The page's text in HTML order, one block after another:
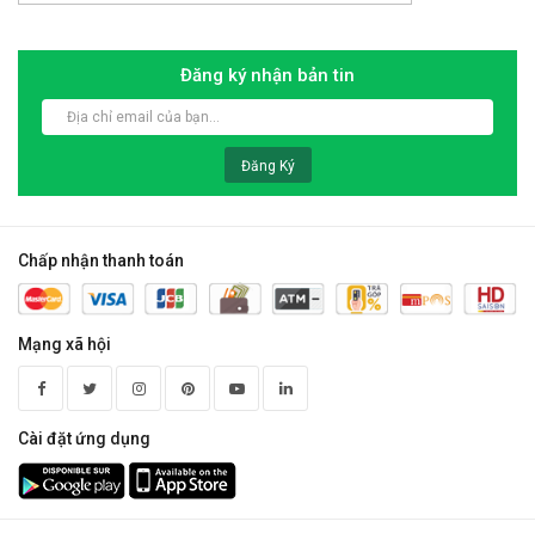
Đăng ký nhận bản tin
Đăng Ký
Chấp nhận thanh toán
Mạng xã hội
Cài đặt ứng dụng